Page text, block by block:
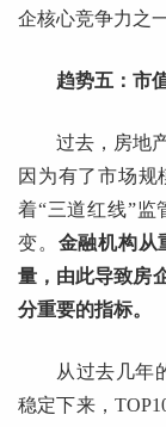
企核心竞争力之一
趋势五：市
过去，房地
因为有了市场规
着“三道红线”监
变。 金融机构从
量，由此导致房
分重要的指标。
从过去几年
稳定下来，